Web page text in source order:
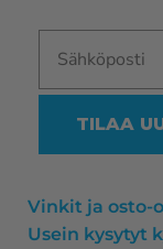
TILAA
Vinkit ja osto-
Usein kysytyt